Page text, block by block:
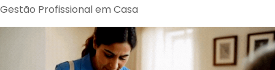
Gestão Profissional em Casa